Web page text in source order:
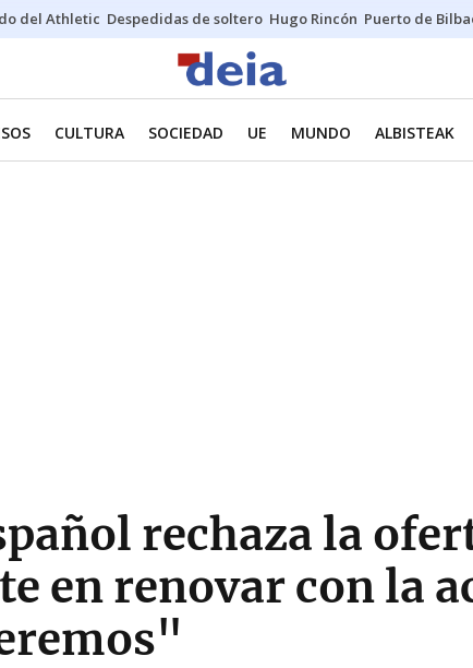
del Athletic Despedidas de soltero Hugo Rincón Puerto de
CULTURA SOCIEDAD UE MUNDO ALBISTEAK
rechaza la
en renovar con la